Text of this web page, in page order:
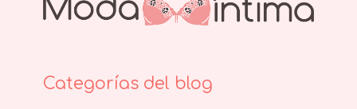
Categorías del blog